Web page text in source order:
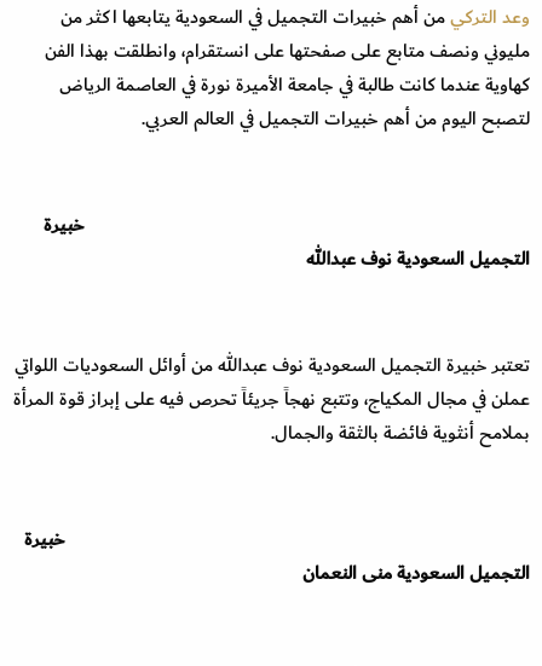
وعد التركيمن أهم خبيرات التجميل في السعودية يتابعها اكثر من
مليوني ونصف متابع على صفحتها على انستقرام، وانطلقت بهذا الفن
كهاوية عندما كانت طالبة في جامعة الأميرة نورة في العاصمة الرياض
لتصبح اليوم من أهم خبيرات التجميل في العالم العربي.
خبيرة
التجميل السعودية نوف عبدالله
تعتبر خبيرة التجميل السعودية نوف عبدالله من أوائل السعوديات اللواتي
عملن في مجال المكياج، وتتبع نهجاً جريئاً تحرص فيه على إبراز قوة المرأة
بملامح أنثوية فائضة بالثقة والجمال.
خبيرة
التجميل السعودية منى النعمان